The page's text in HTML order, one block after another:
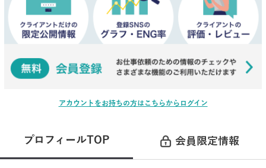
アカウントをお持ちの方はこちらからログイン
プロフィールTOP 会員限定情報